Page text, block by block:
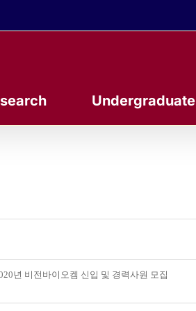
Undergraduate
년 비전바이오켐 신입 및 경력사원 모집